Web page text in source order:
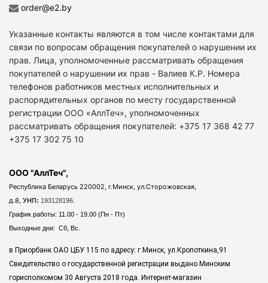
order@e2.by
Указанные контакты являются в том числе контактами для
связи по вопросам обращения покупателей о нарушении их
прав. Лица, уполномоченные рассматривать обращения
покупателей о нарушении их прав - Валиев К.Р. Номера
телефонов работников местных исполнительных и
распорядительных органов по месту государственной
регистрации ООО «АллТеч», уполномоченных
рассматривать обращения покупателей: +375 17 368 42 77
+375 17 302 75 10
ООО "АллТеч",
Республика Беларусь 220002, г.Минск, ул.Сторожовская,
д.8, УНП: 193128196.
График работы: 11.00 - 19.00 (Пн - Пт)
Выходные дни: Сб, Вс.
в Приорбанк ОАО ЦБУ 115 по адресу: г.Минск, ул.Кропоткина,91
Свидетельство о государственной регистрации выдано Минским
горисполкомом 30 Августа 2018 года. Интернет-магазин